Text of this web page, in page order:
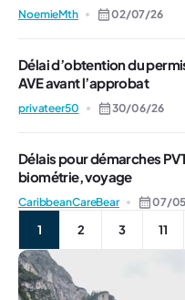
NoemieMth 02/07/26
Délai d’obtention du
AVE avant l’approbat
privateer50 30/06/26
Délais pour démarches
biométrie, voyage
CaribbeanCareBear 07/
1 2 3 11